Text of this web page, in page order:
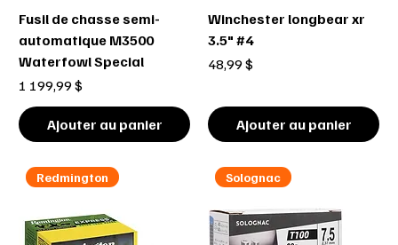
Fusil de chasse semi-
automatique M3500
Waterfowl Special
Prix
1 199,99 $
Ajouter au panier
Winchester longbear xr
3.5" #4
Prix
48,99 $
Ajouter au panier
Redmington Solognac